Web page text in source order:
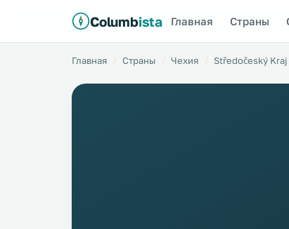
Columbista Главная Страны
Главная Страны Чехия Středočeský Kraj